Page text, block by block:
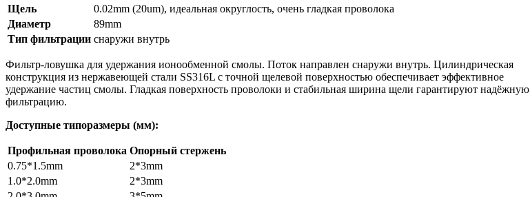
Щель
0.02mm (20um), идеальная округлость, очень гладкая проволока
Диаметр
89mm
Тип фильтрации снаружи внутрь
Фильтр-ловушка для удержания ионообменной смолы. Поток направлен снаружи внутрь. Цилиндрическая
конструкция из нержавеющей стали SS316L с точной щелевой поверхностью обеспечивает эффективное
удержание частиц смолы. Гладкая поверхность проволоки и стабильная ширина щели гарантируют надёжную
фильтрацию.
Доступные типоразмеры (мм):
Профильная проволока Опорный стержень
0.75*1.5mm
2*3mm
1.0*2.0mm
2*3mm